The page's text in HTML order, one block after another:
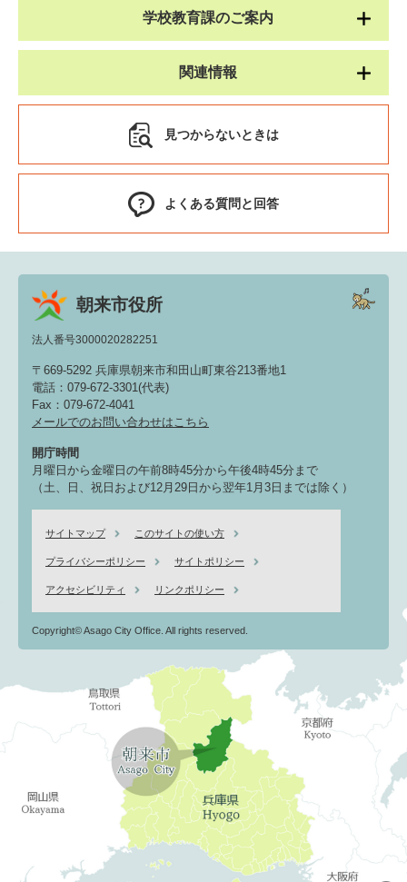
学校教育課のご案内
関連情報
見つからないときは
よくある質問と回答
朝来市役所
法人番号3000020282251
〒669-5292 兵庫県朝来市和田山町東谷213番地1
電話：079-672-3301(代表)
Fax：079-672-4041
メールでのお問い合わせはこちら
開庁時間
月曜日から金曜日の午前8時45分から午後4時45分まで
（土、日、祝日および12月29日から翌年1月3日までは除く）
サイトマップ このサイトの使い方
プライバシーポリシー サイトポリシー
アクセシビリティ リンクポリシー
Copyright© Asago City Office. All rights reserved.